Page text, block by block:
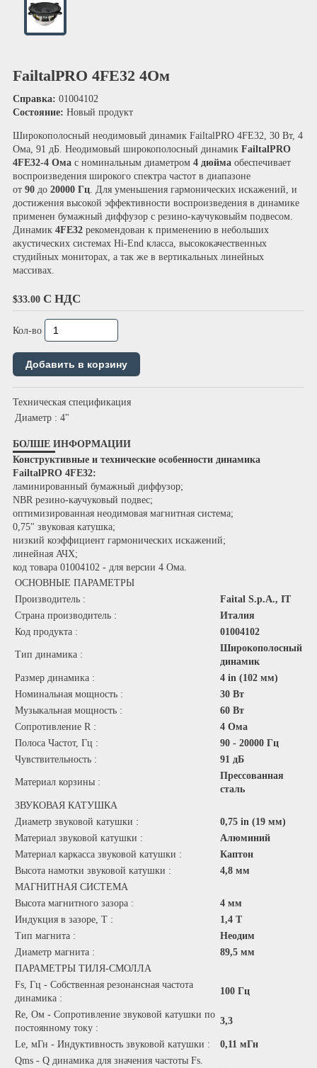
FailtalPRO 4FE32 4Ом
Справка: 01004102
Состояние: Новый продукт
Широкополосный неодимовый динамик FailtalPRO 4FE32, 30 Вт, 4
Ома, 91 дБ. Неодимовый широкополосный динамикFailtalPRO
4FE32-4 Ома с номинальным диаметром 4 дюймаобеспечивает
воспроизведения широкого спектра частот в диапазоне
от 90до 20000 Гц. Для уменьшения гармонических искажений, и
достижения высокой эффективности воспроизведения в динамике
применен бумажный диффузор с резино-каучуковыйм подвесом.
Динамик 4FE32 рекомендован к применению в небольших
акустических системах Hi-End класса, высококачественных
студийных мониторах, а так же в вертикальных линейных
массивах.
$33.00 С НДС
Кол-во
Техническая спецификация
Диаметр : 4"
БОЛШЕ ИНФОРМАЦИИ
Конструктивные и технические особенности динамика
FailtalPRO 4FE32:
ламинированный бумажный диффузор;
NBR резино-каучуковый подвес;
оптимизированная неодимовая магнитная система;
0,75" звуковая катушка;
низкий коэффициент гармонических искажений;
линейная АЧХ;
код товара 01004102 - для версии 4 Ома.
ОСНОВНЫЕ ПАРАМЕТРЫ
Производитель :
Faital S.p.A., IT
Страна производитель :
Италия
Код продукта :
01004102
Тип динамика :
Широкополосный
динамик
Размер динамика :
4 in (102 мм)
Номинальная мощность :
30 Вт
Музыкальная мощность :
60 Вт
Сопротивление R :
4 Ома
Полоса Частот, Гц :
90 - 20000 Гц
Чувствительность :
91 дБ
Материал корзины :
Прессованная
сталь
ЗВУКОВАЯ КАТУШКА
Диаметр звуковой катушки :
0,75 in (19 мм)
Материал звуковой катушки :
Алюминий
Материал каркасса звуковой катушки :
Каптон
Высота намотки звуковой катушки :
4,8 мм
МАГНИТНАЯ СИСТЕМА
Высота магнитного зазора :
4 мм
Индукция в зазоре, Т :
1,4 T
Тип магнита :
Неодим
Диаметр магнита :
89,5 мм
ПАРАМЕТРЫ ТИЛЯ-СМОЛЛА
Fs, Гц - Собственная резонансная частота
динамика :
100 Гц
Re, Ом - Сопротивление звуковой катушки по
постоянному току :
3,3
Le, мГн - Индуктивность звуковой катушки :
0,11 мГн
Qms - Q динамика для значения частоты Fs.